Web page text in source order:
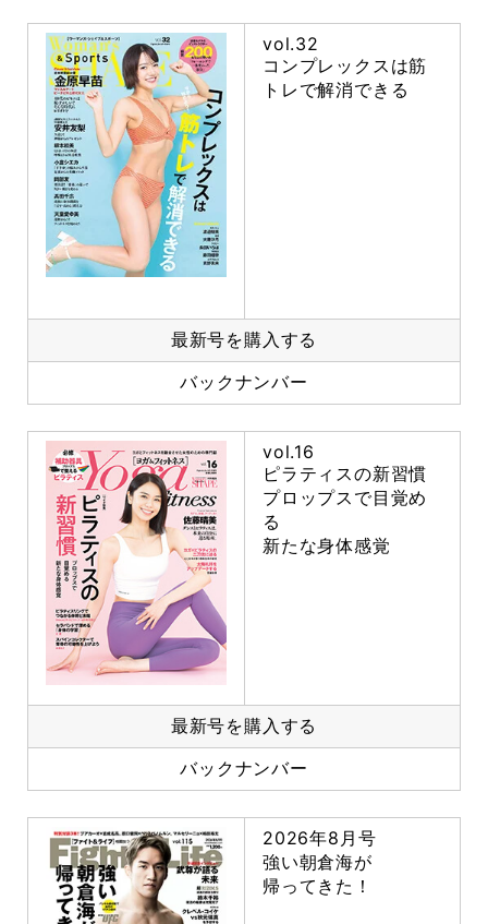
vol.32
コンプレックスは筋
トレで解消できる
最新号を購入する
バックナンバー
vol.16
ピラティスの新習慣
プロップスで目覚め
る
新たな身体感覚
最新号を購入する
バックナンバー
2026年8月号
強い朝倉海が
帰ってきた！